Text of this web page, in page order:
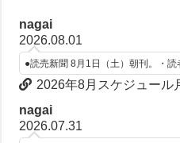
nagai
2026.08.01
●読売新聞 8月1日（土）朝刊。・読
2026年8月スケジュール
nagai
2026.07.31